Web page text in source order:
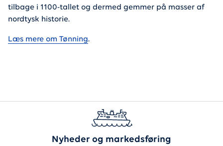
tilbage i 1100-tallet og dermed gemmer på masser af
nordtysk historie.
Læs mere om Tønning.
Nyheder og markedsføring